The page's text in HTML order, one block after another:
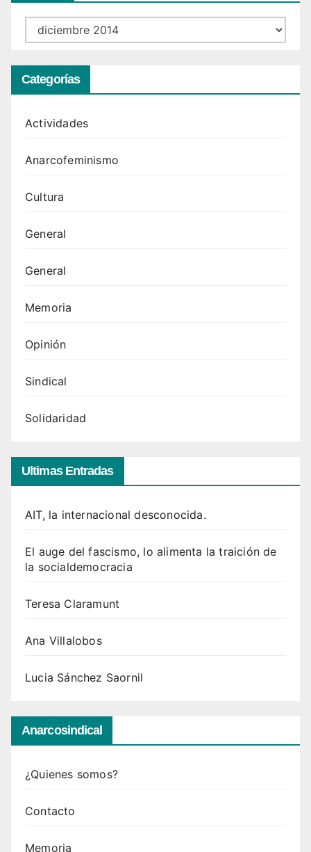
Archivo
Categorías
Actividades
Anarcofeminismo
Cultura
General
General
Memoria
Opinión
Sindical
Solidaridad
Ultimas Entradas
AIT, la internacional desconocida.
El auge del fascismo, lo alimenta la traición de
la socialdemocracia
Teresa Claramunt
Ana Villalobos
Lucia Sánchez Saornil
Anarcosindical
¿Quienes somos?
Contacto
Memoria